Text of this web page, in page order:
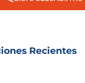
Recientes